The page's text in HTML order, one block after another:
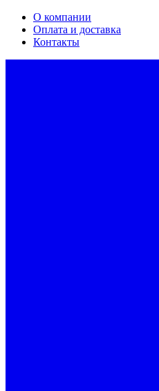
О компании
Оплата и доставка
Контакты